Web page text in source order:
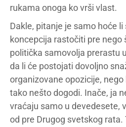
rukama onoga ko vrši vlast.
Dakle, pitanje je samo hoće
koncepcija rastočiti pre
politička samovolja prerastu
da li će postojati dovoljno
organizovane opozicije,
tako nešto dogodi. Inače, ja
vraćaju samo u devedesete,
od pre Drugog svetskog rata.